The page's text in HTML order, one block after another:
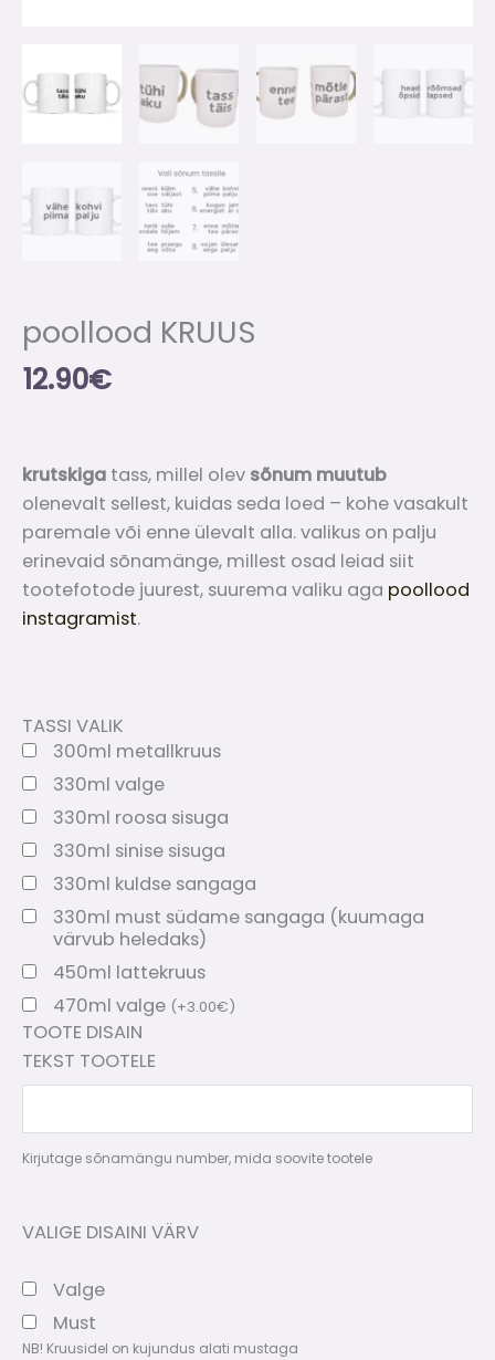
poollood KRUUS
12.90€
krutskiga tass, millel olev sõnum muutub
olenevalt sellest, kuidas seda loed – kohe vasakult
paremale või enne ülevalt alla. valikus on palju
erinevaid sõnamänge, millest osad leiad siit
tootefotode juurest, suurema valiku aga poollood
instagramist.
TASSI VALIK
300ml metallkruus
330ml valge
330ml roosa sisuga
330ml sinise sisuga
330ml kuldse sangaga
330ml must südame sangaga (kuumaga
värvub heledaks)
450ml lattekruus
470ml valge (+3.00€)
TOOTE DISAIN
TEKST TOOTELE
Kirjutage sõnamängu number, mida soovite tootele
VALIGE DISAINI VÄRV
Valge
Must
NB! Kruusidel on kujundus alati mustaga